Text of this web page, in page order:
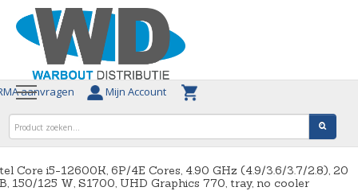
aanvragen Mijn Account
Core i5-12600K, 6P/4E Cores, 4.90 GHz (4.9/3.6/3.7/2.8), 20
150/125 W, S1700, UHD Graphics 770, tray, no cooler